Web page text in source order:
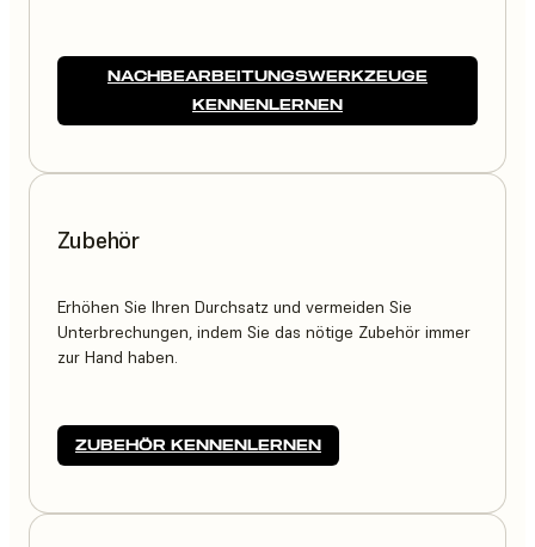
NACHBEARBEITUNGSWERKZEUGE
KENNENLERNEN
Zubehör
Erhöhen Sie Ihren Durchsatz und vermeiden Sie
Unterbrechungen, indem Sie das nötige Zubehör immer
zur Hand haben.
ZUBEHÖR KENNENLERNEN